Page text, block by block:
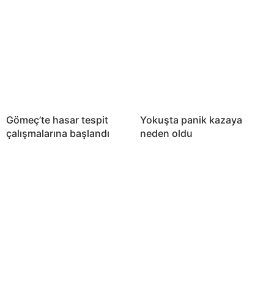
Gömeç’te hasar tespit
çalışmalarına başlandı
Yokuşta panik kazaya
neden oldu